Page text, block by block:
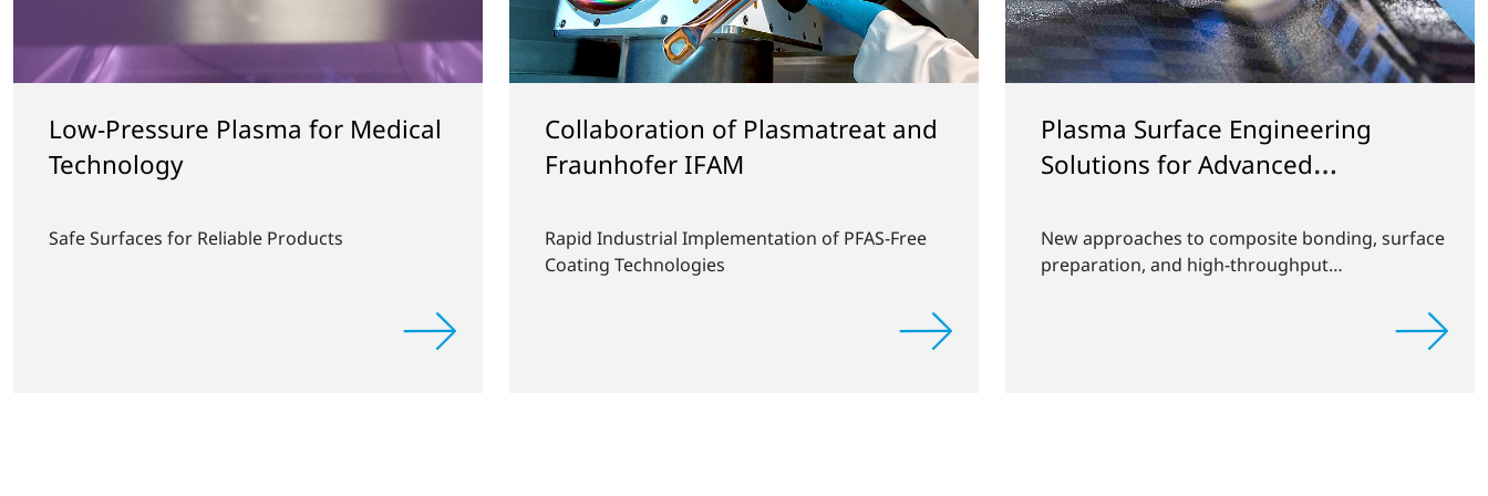
Low-Pressure Plasma for Medical
Technology
Safe Surfaces for Reliable Products
Collaboration of Plasmatreat and
Fraunhofer IFAM
Rapid Industrial Implementation of PFAS-Free
Coating Technologies
Plasma Surface Engineering
Solutions for Advanced
SAMPE 2026
New approaches to composite bonding, surface
preparation, and high-throughput